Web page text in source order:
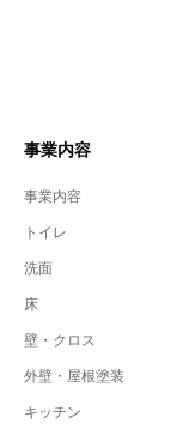
事業内容
事業内容
トイレ
洗面
床
壁・クロス
外壁・屋根塗装
キッチン